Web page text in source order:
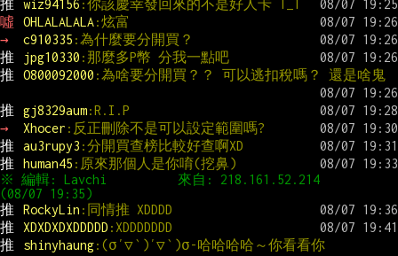
推
wiz94156 :你該慶幸發回來的不是好人卡 T_T
噓
OHLALALALA:炫富
→
c910335 :為什麼要分開買？
推
jpg10330 :那麼多P幣 分我一點吧
推
O800092000 :為啥要分開買？？ 可以逃扣稅嗎？ 還是啥鬼
推 gj8329aum:R.I.P
→
Xhocer :反正刪除不是可以設定範圍嗎?
推
au3rupy3 :分開買查榜比較好查啊XD
推
human45 :原來那個人是你唷(挖鼻)
※ 編輯: Lavchi          來自: 218.161.52.214
推
RockyLin :同情推 XDDDD
推
XDXDXDXDDDDD :XDDDDDDD
推
shinyhaung:(σ′▽‵)′▽‵)σ-哈哈哈哈～你看看你